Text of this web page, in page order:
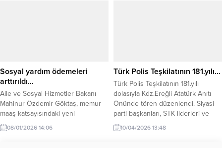
Sosyal yardım ödemeleri
arttırıldı…
Aile ve Sosyal Hizmetler Bakanı
Mahinur Özdemir Göktaş, memur
maaş katsayısındaki yeni
düzenleme sonrası sosyal yardım
ödemelerinin artırıldığını açıkladı.
08/01/2026 14:06
Türk Polis Teşkilatının 181.yılı…
Türk Polis Teşkilatının 181.yılı
dolasıyla Kdz.Ereğli Atatürk Anıtı
Önünde tören düzenlendi. Siyasi
parti başkanları, STK liderleri ve
basın mensuplarının katılımıyla
gerçekleşen törende Kdz.Ereğli
10/04/2026 13:48